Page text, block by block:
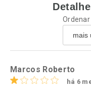
Ativar Desconto
Comprar sem
Por R$ 152,99/cada
Comprar sem
Marcos Roberto
há 6